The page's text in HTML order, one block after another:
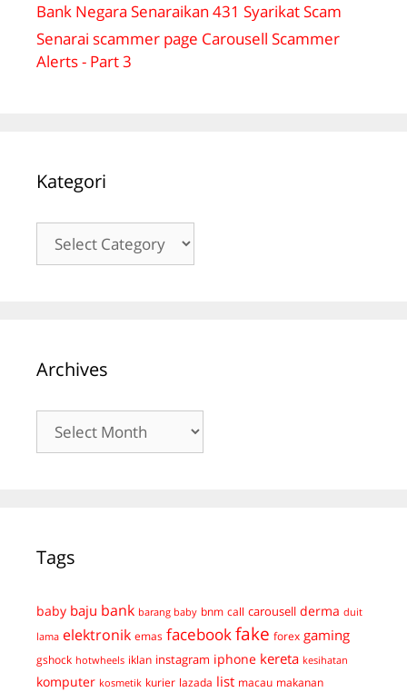
Bank Negara Senaraikan 431 Syarikat Scam
Senarai scammer page Carousell Scammer
Alerts - Part 3
Kategori
Kategori
Archives
Archives
Tags
baby baju bank barang baby bnm call carousell derma duit
lama elektronik emas facebookfake forex gaming
gshock hotwheels iklan instagram iphone kereta kesihatan
komputer kosmetik kurier lazada list macau makanan